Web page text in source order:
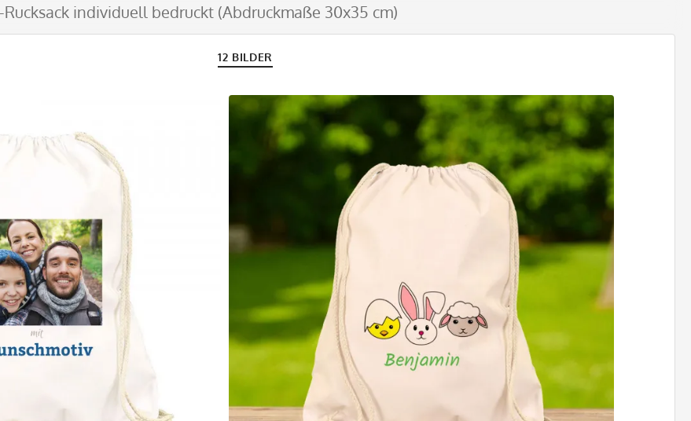
individuell bedruckt (Abdruckmaße 30x35 cm)
12 BILDER